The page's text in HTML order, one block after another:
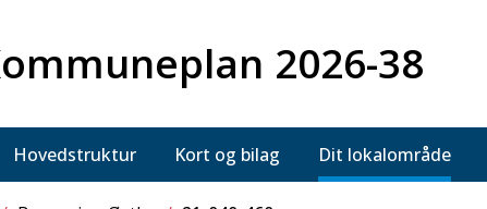
2026-38
Hovedstruktur Kort og bilag Dit lokalområde